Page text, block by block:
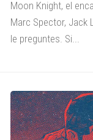
Moon Knight, el
Marc Spector, Jack
le preguntes. Si...